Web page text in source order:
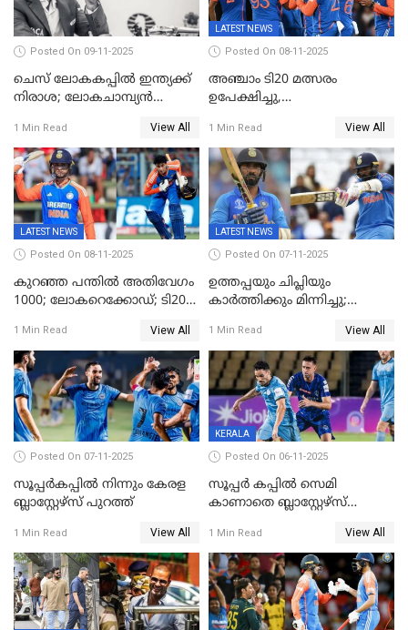
Posted On 09-11-2025
ചെസ് ലോകകപ്പില്‍ ഇന്ത്യക്ക്
നിരാശ; ലോകചാമ്പ്യന്‍
1 Min Read View All
LATEST NEWS
Posted On 08-11-2025
അഞ്ചാം ടി20 മത്സരം
ഉപേക്ഷിച്ചു,
ജയിച്ച് ഇന്ത്യ
1 Min Read View All
LATEST NEWS
Posted On 08-11-2025
കുറഞ്ഞ പന്തിൽ അതിവേഗം
1000; ലോകറെക്കോഡ്; ടി20
അപൂര്‍വനേട്ടവുമായി
അഭിഷേക് ശർമ
1 Min Read View All
LATEST NEWS
Posted On 07-11-2025
ഉത്തപ്പയും ചിപ്ലിയും
കാർത്തിക്കും മിന്നിച്ചു;
ഇന്ത്യ; ഹോങ്കോങ് സിക്സസ്
ക്രിക്കറ്റ് ടൂർണമെന്റിൽ ജയം
1 Min Read View All
Posted On 07-11-2025
സൂപ്പര്‍കപ്പില്‍ നിന്നും കേരള
ബ്ലാസ്റ്റേഴ്‌സ് പുറത്ത്
1 Min Read View All
KERALA
Posted On 06-11-2025
സൂപ്പർ കപ്പിൽ സെമി
കാണാതെ ബ്ലാസ്റ്റേഴ്സ്
1 Min Read View All